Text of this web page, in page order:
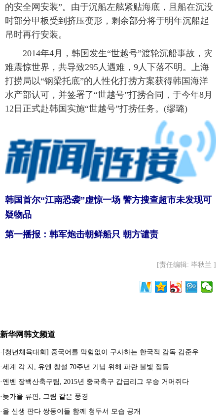
的安全网安装”。由于沉船左舷紧贴海底，且船在沉没
时部分甲板受到挤压变形，剩余部分将于明年沉船起
吊时再行安装。
2014年4月，韩国发生“世越号”渡轮沉船事故，灾
难震惊世界，共导致295人遇难，9人下落不明。上海
打捞局以“钢梁托底”的人性化打捞方案获得韩国海洋
水产部认可，并签署了“世越号”打捞合同，于今年8月
12日正式赴韩国实施“世越号”打捞任务。(缪璐)
韩国首尔“江南恐袭”虚惊一场 警方搜查超市未发现可
疑物品
第一播报：韩军炮击朝鲜船只 朝方谴责
[责任编辑: 毕秋兰 ]
新华网韩文频道
· [청년체육대회] 중국어를 막힘없이 구사하는 한국적 감독 김준우
·세계 각 지, 유엔 창설 70주년 기념 위해 파란 불빛 점등
· 옌볜 장백산축구팀, 2015년 중국축구 갑급리그 우승 거머쥐다
· 늦가을 류판, 그림 같은 풍경
· 올 신생 판다 쌍둥이들 함께 청두서 모습 공개